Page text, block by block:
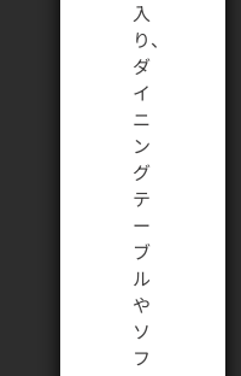
入
り、
ダ
イ
ニ
ン
グ
テ
ー
ブ
ル
や
ソ
フ